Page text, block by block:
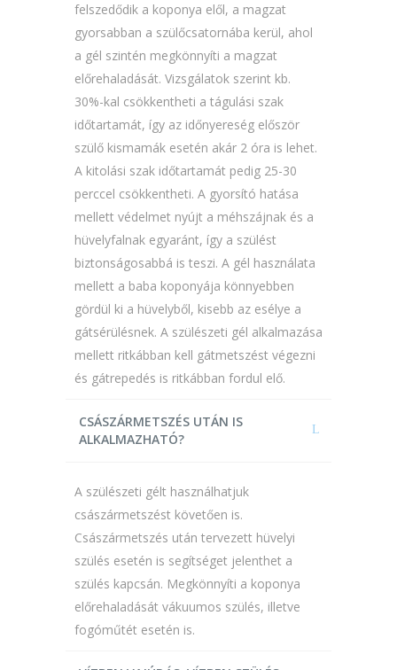
felszedődik a koponya elől, a magzat
gyorsabban a szülőcsatornába kerül, ahol
a gél szintén megkönnyíti a magzat
előrehaladását. Vizsgálatok szerint kb.
30%-kal csökkentheti a tágulási szak
időtartamát, így az időnyereség először
szülő kismamák esetén akár 2 óra is lehet.
A kitolási szak időtartamát pedig 25-30
perccel csökkentheti. A gyorsító hatása
mellett védelmet nyújt a méhszájnak és a
hüvelyfalnak egyaránt, így a szülést
biztonságosabbá is teszi. A gél használata
mellett a baba koponyája könnyebben
gördül ki a hüvelyből, kisebb az esélye a
gátsérülésnek. A szülészeti gél alkalmazása
mellett ritkábban kell gátmetszést végezni
és gátrepedés is ritkábban fordul elő.
CSÁSZÁRMETSZÉS UTÁN IS
ALKALMAZHATÓ?
A szülészeti gélt használhatjuk
császármetszést követően is.
Császármetszés után tervezett hüvelyi
szülés esetén is segítséget jelenthet a
szülés kapcsán. Megkönnyíti a koponya
előrehaladását vákuumos szülés, illetve
fogóműtét esetén is.